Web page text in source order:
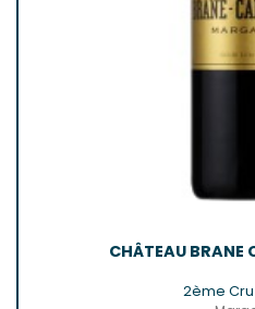
CHÂTEAU BRANE
2ème